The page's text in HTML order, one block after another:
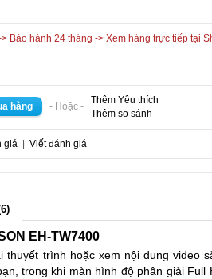
Bảo hành 24 tháng -> Xem hàng trực tiếp tại
- Hoặc -
Thêm Yêu thích
Thêm so sánh
giá| Viết đánh giá
EH-TW7400
trình hoặc xem nội dung video
trong khi màn hình độ phân giải Full